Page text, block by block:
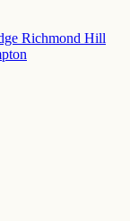
Richmond Hill